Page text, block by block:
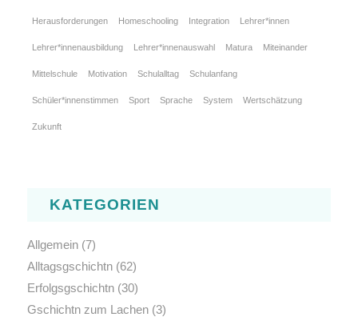
Herausforderungen Homeschooling Integration Lehrer*innen
Lehrer*innenausbildung Lehrer*innenauswahl Matura Miteinander
Mittelschule Motivation Schulalltag Schulanfang
Schüler*innenstimmen Sport Sprache System Wertschätzung
Zukunft
KATEGORIEN
Allgemein(7)
Alltagsgschichtn(62)
Erfolgsgschichtn(30)
Gschichtn zum Lachen(3)